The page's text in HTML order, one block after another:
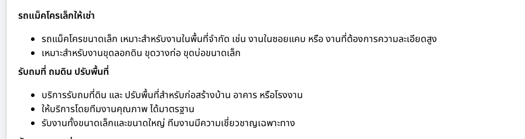
รถแม็คโครเล็กให้เช่า
รถแม็คโครขนาดเล็ก เหมาะสำหรับงานในพื้นที่จำกัด เช่น งานในซอยแคบ หรือ งานที่ต้องการความละเอียดสูง
เหมาะสำหรับงานขุดลอกดิน ขุดวางท่อ ขุดบ่อขนาดเล็ก
รับถมที่ ถมดิน ปรับพื้นที่
บริการรับถมที่ดิน และ ปรับพื้นที่สำหรับก่อสร้างบ้าน อาคาร หรือโรงงาน
ให้บริการโดยทีมงานคุณภาพ ได้มาตรฐาน
รับงานทั้งขนาดเล็กและขนาดใหญ่ ทีมงานมีความเชี่ยวชาญเฉพาะทาง